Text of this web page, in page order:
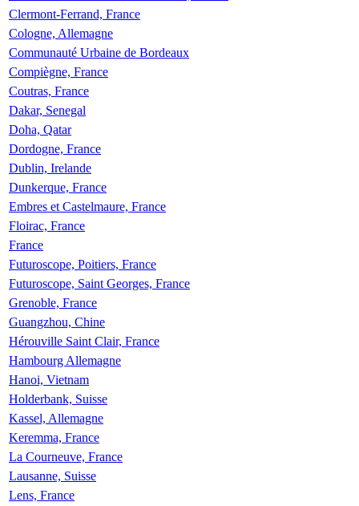
Clermont-Ferrand, France
Cologne, Allemagne
Communauté Urbaine de Bordeaux
Compiègne, France
Coutras, France
Dakar, Senegal
Doha, Qatar
Dordogne, France
Dublin, Irelande
Dunkerque, France
Embres et Castelmaure, France
Floirac, France
France
Futuroscope, Poitiers, France
Futuroscope, Saint Georges, France
Grenoble, France
Guangzhou, Chine
Hérouville Saint Clair, France
Hambourg Allemagne
Hanoi, Vietnam
Holderbank, Suisse
Kassel, Allemagne
Keremma, France
La Courneuve, France
Lausanne, Suisse
Lens, France